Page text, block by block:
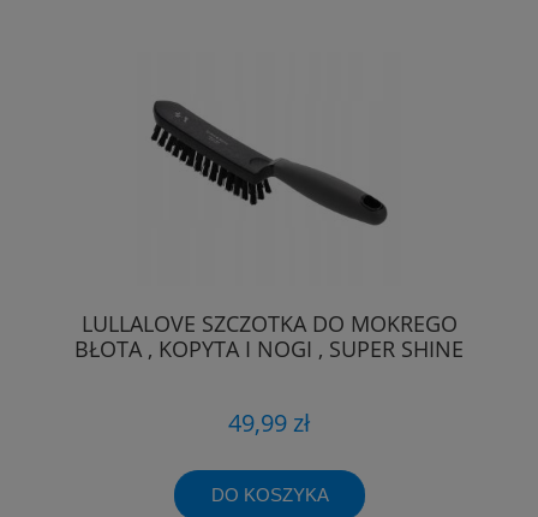
LULLALOVE SZCZOTKA DO MOKREGO
BŁOTA , KOPYTA I NOGI , SUPER SHINE
49,99 zł
DO KOSZYKA